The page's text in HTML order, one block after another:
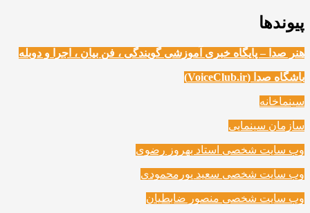
پیوندها
هنر صدا – پایگاه خبری آموزشی گویندگی ، فن بیان ، اجرا و دوبله
باشگاه صدا (VoiceClub.ir)
سینماخانه
سازمان سینمایی
وب سایت شخصی استاد بهروز رضوی
وب سایت شخصی سعید پورمحمودی
وب سایت شخصی منصور ضابطیان